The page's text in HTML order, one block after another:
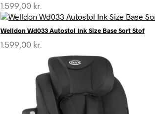
1.599,00 kr.
Welldon Wd033 Autostol Ink Size Base Sort Stof
1.599,00 kr.